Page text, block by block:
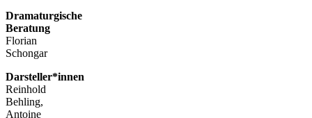
Dramaturgische
Beratung
Florian
Schongar
Darsteller*innen
Reinhold
Behling,
Antoine